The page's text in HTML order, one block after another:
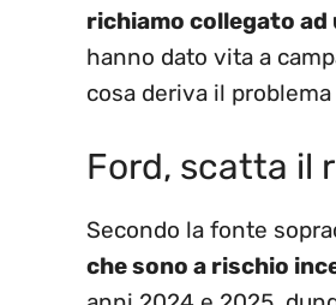
richiamo collegato
hanno dato vita a
cosa deriva il
Ford, scatta il
Secondo la fonte
che sono a rischio